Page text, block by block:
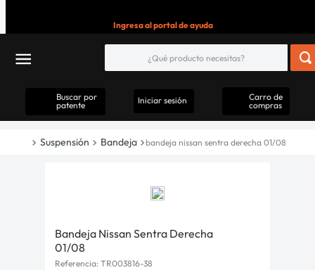
Ingresa al portal de ayuda
Buscar por
patente
Iniciar sesión
Carro de
compras
Suspensión Bandeja bandeja nissan sentra derecha 01/08
Bandeja Nissan Sentra Derecha
01/08
Referencia: TR003816-38